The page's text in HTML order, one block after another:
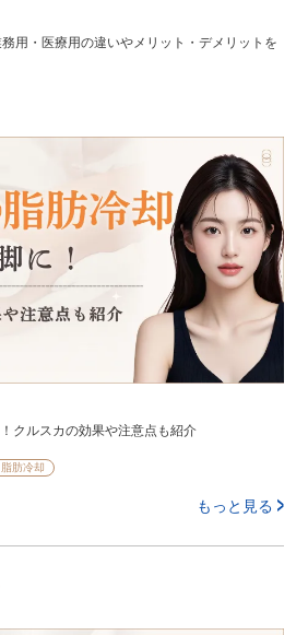
用・医療用の違いやメリット・デメリットを
クルスカの効果や注意点も紹介
脂肪冷却
もっと見る